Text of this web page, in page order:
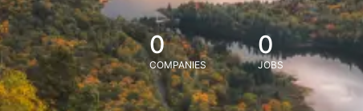
0
COMPANIES
0
JOBS